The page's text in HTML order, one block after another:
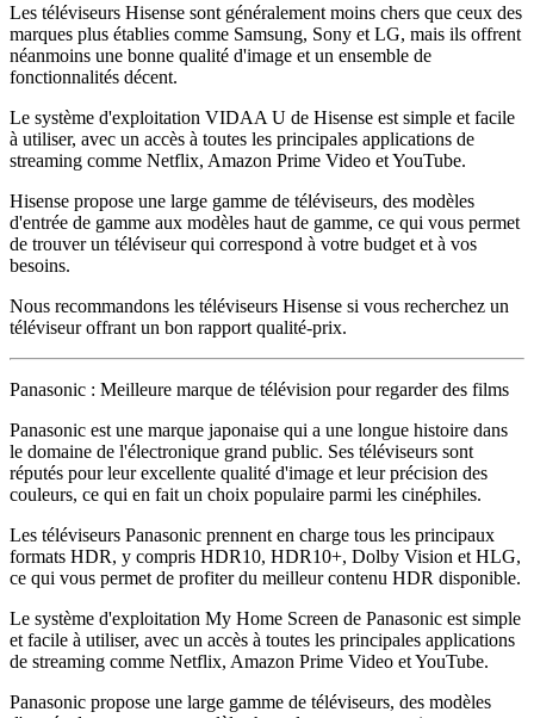
Les téléviseurs Hisense sont généralement moins chers que ceux des
marques plus établies comme Samsung, Sony et LG, mais ils offrent
néanmoins une bonne qualité d'image et un ensemble de
fonctionnalités décent.
Le système d'exploitation VIDAA U de Hisense est simple et facile
à utiliser, avec un accès à toutes les principales applications de
streaming comme Netflix, Amazon Prime Video et YouTube.
Hisense propose une large gamme de téléviseurs, des modèles
d'entrée de gamme aux modèles haut de gamme, ce qui vous permet
de trouver un téléviseur qui correspond à votre budget et à vos
besoins.
Nous recommandons les téléviseurs Hisense si vous recherchez un
téléviseur offrant un bon rapport qualité-prix.
Panasonic : Meilleure marque de télévision pour regarder des films
Panasonic est une marque japonaise qui a une longue histoire dans
le domaine de l'électronique grand public. Ses téléviseurs sont
réputés pour leur excellente qualité d'image et leur précision des
couleurs, ce qui en fait un choix populaire parmi les cinéphiles.
Les téléviseurs Panasonic prennent en charge tous les principaux
formats HDR, y compris HDR10, HDR10+, Dolby Vision et HLG,
ce qui vous permet de profiter du meilleur contenu HDR disponible.
Le système d'exploitation My Home Screen de Panasonic est simple
et facile à utiliser, avec un accès à toutes les principales applications
de streaming comme Netflix, Amazon Prime Video et YouTube.
Panasonic propose une large gamme de téléviseurs, des modèles